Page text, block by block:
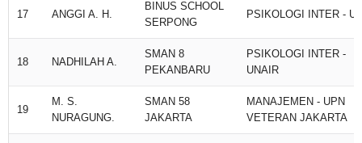
17 ANGGI A. H.
BINUS SCHOOL
SERPONG
PSIKOLOGI INTER - UI
18 NADHILAH A.
SMAN 8
PEKANBARU
PSIKOLOGI INTER -
UNAIR
19
M. S.
NURAGUNG.
SMAN 58
JAKARTA
MANAJEMEN - UPN
VETERAN JAKARTA